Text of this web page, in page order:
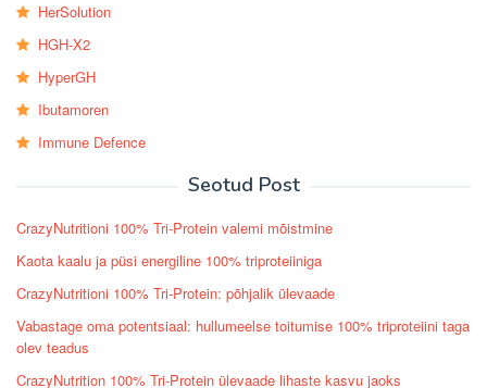
HerSolution
HGH-X2
HyperGH
Ibutamoren
Immune Defence
Seotud Post
CrazyNutritioni 100% Tri-Protein valemi mõistmine
Kaota kaalu ja püsi energiline 100% triproteiiniga
CrazyNutritioni 100% Tri-Protein: põhjalik ülevaade
Vabastage oma potentsiaal: hullumeelse toitumise 100% triproteiini taga
olev teadus
CrazyNutrition 100% Tri-Protein ülevaade lihaste kasvu jaoks